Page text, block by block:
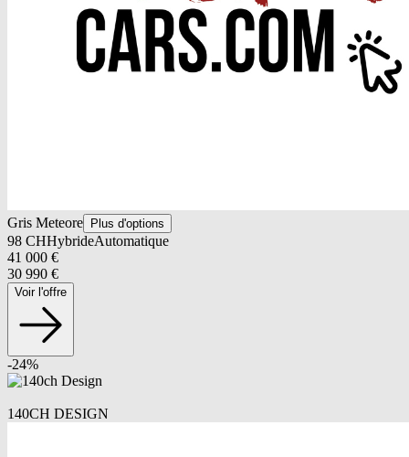
Gris Meteore Plus d'options
98 CHHybrideAutomatique
41 000 €
30 990 €
Voir l'offre
-24%
140CH DESIGN